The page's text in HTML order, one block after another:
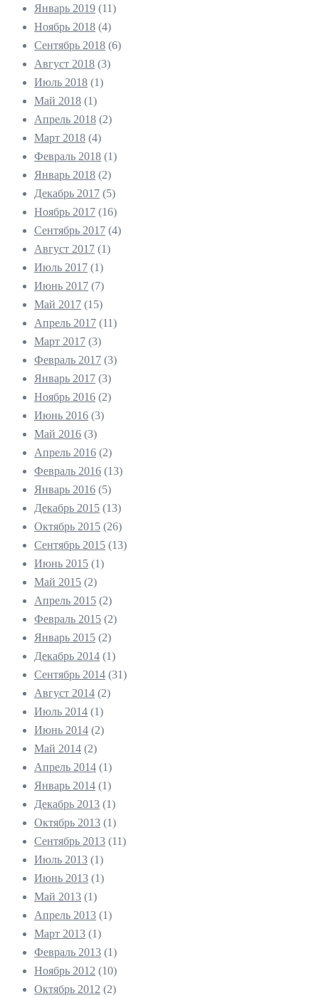
Январь 2019 (11)
Ноябрь 2018 (4)
Сентябрь 2018 (6)
Август 2018 (3)
Июль 2018 (1)
Май 2018 (1)
Апрель 2018 (2)
Март 2018 (4)
Февраль 2018 (1)
Январь 2018 (2)
Декабрь 2017 (5)
Ноябрь 2017 (16)
Сентябрь 2017 (4)
Август 2017 (1)
Июль 2017 (1)
Июнь 2017 (7)
Май 2017 (15)
Апрель 2017 (11)
Март 2017 (3)
Февраль 2017 (3)
Январь 2017 (3)
Ноябрь 2016 (2)
Июнь 2016 (3)
Май 2016 (3)
Апрель 2016 (2)
Февраль 2016 (13)
Январь 2016 (5)
Декабрь 2015 (13)
Октябрь 2015 (26)
Сентябрь 2015 (13)
Июнь 2015 (1)
Май 2015 (2)
Апрель 2015 (2)
Февраль 2015 (2)
Январь 2015 (2)
Декабрь 2014 (1)
Сентябрь 2014 (31)
Август 2014 (2)
Июль 2014 (1)
Июнь 2014 (2)
Май 2014 (2)
Апрель 2014 (1)
Январь 2014 (1)
Декабрь 2013 (1)
Октябрь 2013 (1)
Сентябрь 2013 (11)
Июль 2013 (1)
Июнь 2013 (1)
Май 2013 (1)
Апрель 2013 (1)
Март 2013 (1)
Февраль 2013 (1)
Ноябрь 2012 (10)
Октябрь 2012 (2)